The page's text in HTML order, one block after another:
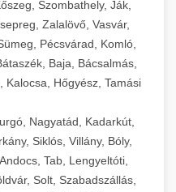
Szombathely, Ják,
Zalalövő, Vasvár,
Pécsvárad, Komló,
Baja, Bácsalmás,
Kalocsa, Hőgyész, Tamási
Nagyatád, Kadarkút,
Siklós, Villány, Bóly,
Tab, Lengyeltóti,
Solt, Szabadszállás,